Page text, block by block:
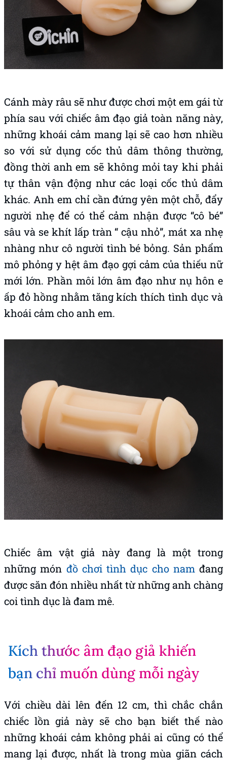
Cánh mày râu sẽ như được chơi một em gái từ
phía sau với chiếc âm đạo giả toàn năng này,
những khoái cảm mang lại sẽ cao hơn nhiều
so với sử dụng cốc thủ dâm thông thường,
đồng thời anh em sẽ không mỏi tay khi phải
tự thân vận động như các loại cốc thủ dâm
khác. Anh em chỉ cần đứng yên một chỗ, đẩy
người nhẹ để có thể cảm nhận được “cô bé”
sâu và se khít lấp tràn “ cậu nhỏ”, mát xa nhẹ
nhàng như cô người tình bé bỏng. Sản phẩm
mô phỏng y hệt âm đạo gợi cảm của thiếu nữ
mới lớn. Phần môi lớn âm đạo như nụ hôn e
ấp đỏ hồng nhằm tăng kích thích tình dục và
khoái cảm cho anh em.
Chiếc âm vật giả này đang là một trong
những món đồ chơi tình dục cho namđang
được săn đón nhiều nhất từ những anh chàng
coi tình dục là đam mê.
Kích thước âm đạo giả khiến
bạn chỉ muốn dùng mỗi ngày
Với chiều dài lên đến 12 cm, thì chắc chắn
chiếc lồn giả này sẽ cho bạn biết thế nào
những khoái cảm không phải ai cũng có thể
mang lại được, nhất là trong mùa giãn cách